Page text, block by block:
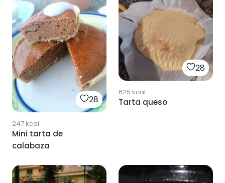
28
247kcal
Mini tarta de
calabaza
28
625 kcal
Tarta queso